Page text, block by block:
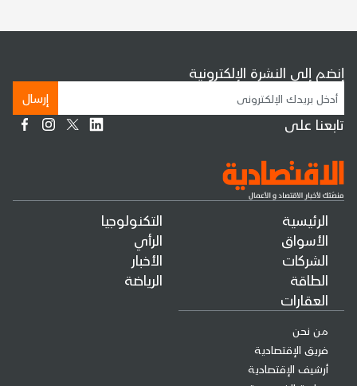
الرئيسية
الأسواق
الشركات
الطاقة
العقارات
التكنولوجيا
الرأي
الأخبار
الرياضة
من نحن
فريق الإقتصادية
أرشيف الإقتصادية
إنضم إلى النشرة الإلكترونية
إرسال
تابعنا على